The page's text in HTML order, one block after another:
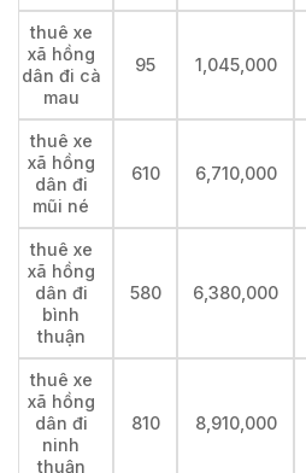
thuê xe
xã hồng
dân đi cà
mau
95 1,045,000
thuê xe
xã hồng
dân đi
mũi né
610 6,710,000
thuê xe
xã hồng
dân đi
bình
thuận
580 6,380,000
thuê xe
xã hồng
dân đi
ninh
thuận
810 8,910,000